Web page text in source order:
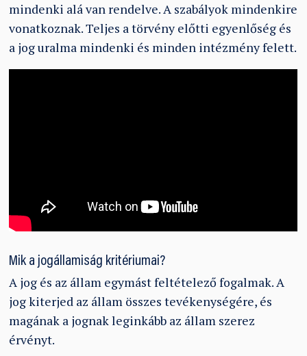
mindenki alá van rendelve. A szabályok mindenkire
vonatkoznak. Teljes a törvény előtti egyenlőség és
a jog uralma mindenki és minden intézmény felett.
Mik a jogállamiság kritériumai?
A jog és az állam egymást feltételező fogalmak. A
jog kiterjed az állam összes tevékenységére, és
magának a jognak leginkább az állam szerez
érvényt.